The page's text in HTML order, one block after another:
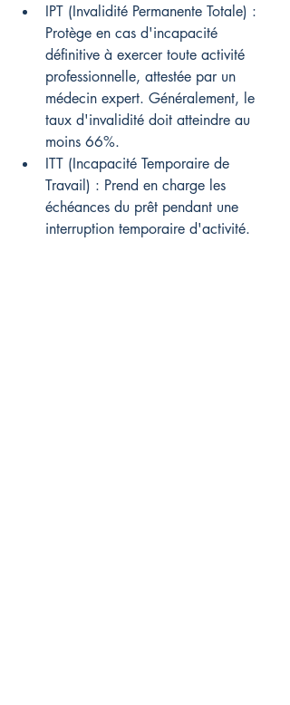
IPT (Invalidité Permanente Totale) :
Protège en cas d'incapacité
définitive à exercer toute activité
professionnelle, attestée par un
médecin expert. Généralement, le
taux d'invalidité doit atteindre au
moins 66%.
ITT (Incapacité Temporaire de
Travail) : Prend en charge les
échéances du prêt pendant une
interruption temporaire d'activité.